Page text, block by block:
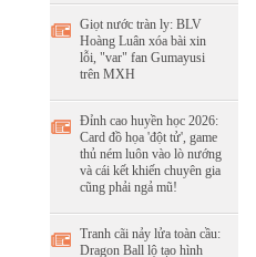
Giọt nước tràn ly: BLV
Hoàng Luân xóa bài xin
lỗi, "var" fan Gumayusi
trên MXH
Đỉnh cao huyền học 2026:
Card đồ họa 'đột tử', game
thủ ném luôn vào lò nướng
và cái kết khiến chuyên gia
cũng phải ngả mũ!
Tranh cãi nảy lửa toàn cầu:
Dragon Ball lộ tạo hình